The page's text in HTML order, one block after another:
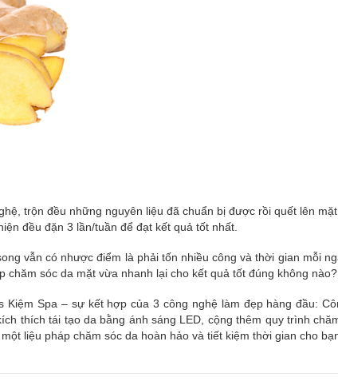
trộn đều những nguyên liệu đã chuẩn bị được rồi quết lên
đều đặn 3 lần/tuần để đạt kết quả tốt nhất.
vẫn có nhược điểm là phải tốn nhiều công và thời gian mỗi
sóc da mặt vừa nhanh lại cho kết quả tốt đúng không nào?
Kiệm Spa – sự kết hợp của 3 công nghệ làm đẹp hàng đầu:
thích tái tạo da bằng ánh sáng LED, cộng thêm quy trình
liệu pháp chăm sóc da hoàn hảo và tiết kiệm thời gian cho